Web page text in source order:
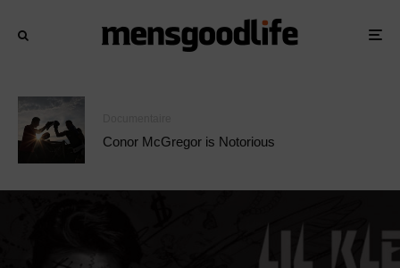
Conor McGregor is Notorious